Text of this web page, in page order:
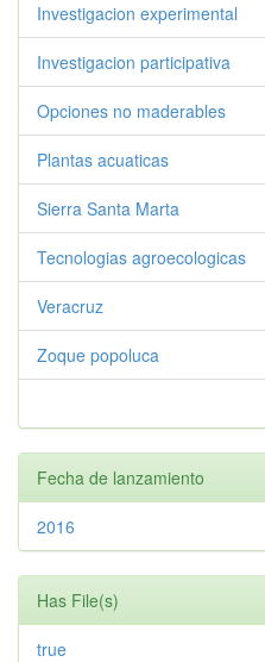
Investigacion experimental
Investigacion participativa
Opciones no maderables
Plantas acuaticas
Sierra Santa Marta
Tecnologias agroecologicas
Veracruz
Zoque popoluca
Fecha de lanzamiento
2016
Has File(s)
true